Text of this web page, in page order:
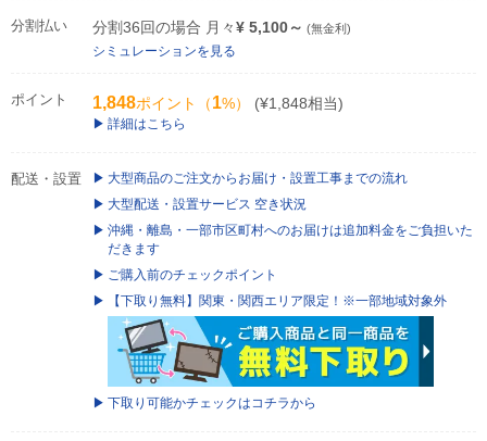
分割払い 分割36回の場合 月々¥ 5,100～ (無金利)
シミュレーションを見る
ポイント 1,848ポイント（1%） (¥1,848相当)
詳細はこちら
配送・設置
大型商品のご注文からお届け・設置工事までの流れ
大型配送・設置サービス 空き状況
沖縄・離島・一部市区町村へのお届けは追加料金をご負担いた
だきます
ご購入前のチェックポイント
【下取り無料】関東・関西エリア限定！※一部地域対象外
下取り可能かチェックはコチラから